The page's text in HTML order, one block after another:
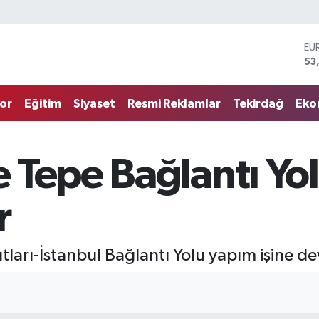
Eğitim Siyaset Resmi Reklamlar Tekirdağ
Bağlantı
İstanbul Bağlantı Yolu yapım işine